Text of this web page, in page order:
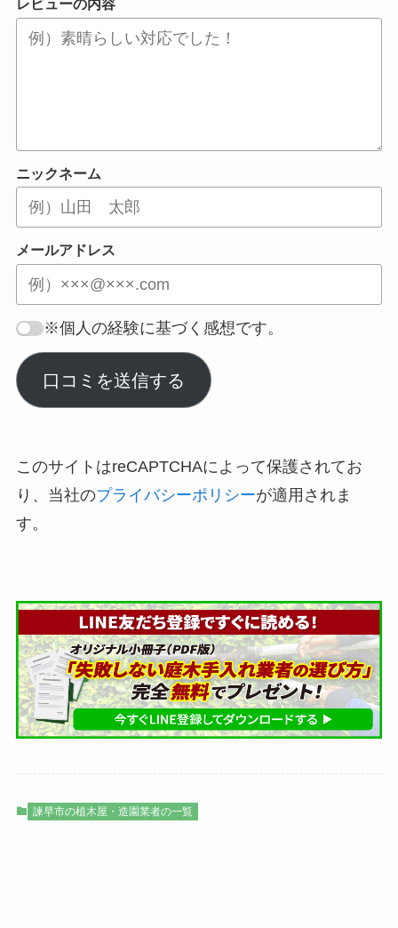
レビューの内容
ニックネーム
メールアドレス
※個人の経験に基づく感想です。
口コミを送信する
このサイトはreCAPTCHAによって保護されてお
り、当社のプライバシーポリシーが適用されま
す。
諫早市の植木屋・造園業者の一覧